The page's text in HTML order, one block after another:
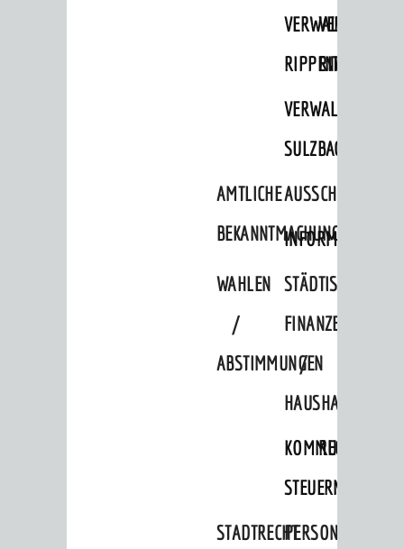
RIPPENWEIER
SULZBACH
AMTLICHE
BEKANNTMACHUNGEN
WAHLEN
/
ABSTIMMUNGEN
STÄDTISCHE
FINANZEN
/
HAUSHALT
KOMMUNALE
STEUERN
STADTRECHTPERSONALRAT